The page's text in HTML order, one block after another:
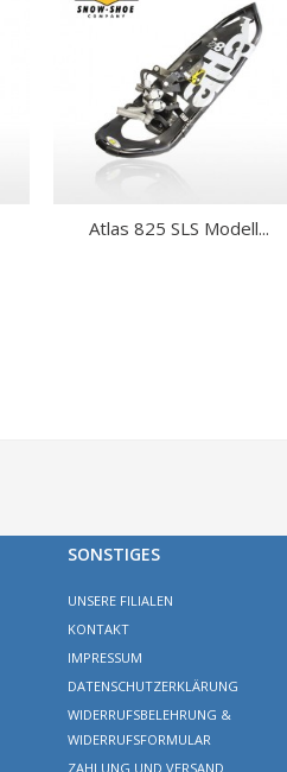
Atlas 825 SLS Modell...
SONSTIGES
UNSERE FILIALEN
KONTAKT
IMPRESSUM
DATENSCHUTZERKLÄRUNG
WIDERRUFSBELEHRUNG &
WIDERRUFSFORMULAR
ZAHLUNG UND VERSAND